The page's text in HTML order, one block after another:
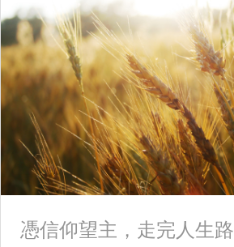
憑信仰望主，走完人生路